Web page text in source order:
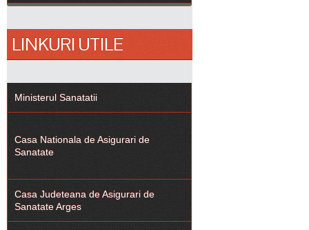
LINKURI UTILE
Ministerul Sanatatii
Casa Nationala de Asigurari de
Sanatate
Casa Judeteana de Asigurari de
Sanatate Arges